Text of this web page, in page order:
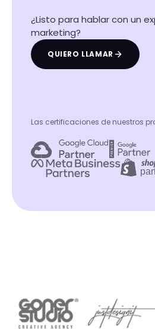
¿Listo para hablar con un
marketing?
QUIERO LLAMAR
Las certificaciones de nuestros